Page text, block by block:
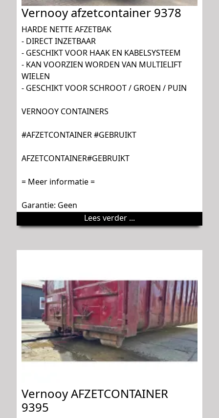
Vernooy afzetcontainer 9378
HARDE NETTE AFZETBAK
- DIRECT INZETBAAR
- GESCHIKT VOOR HAAK EN KABELSYSTEEM
- KAN VOORZIEN WORDEN VAN MULTIELIFT
WIELEN
- GESCHIKT VOOR SCHROOT / GROEN / PUIN
VERNOOY CONTAINERS
#AFZETCONTAINER #GEBRUIKT
AFZETCONTAINER#GEBRUIKT
= Meer informatie =
Garantie: Geen
Lees verder ...
Vernooy AFZETCONTAINER
9395